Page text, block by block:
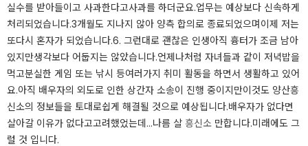
실수를 받아들이고 사과한다고사과를 하더군요.​업무는 예상보다 신속하게
처리되었습니다.3개월도 지나지 않아 양측 합의로 종료되었으며이제 저는
또다시 혼자가 되었습니다.​​​6. 그런대로 괜찮은 인생아직 흉터가 조금 남아
있지만생각보다 어둡지는 않았습니다.언제나처럼 자녀들과 같이 저녁밥을
먹고분실한 게임 또는 낚시 등여러가지 취미 활동을 하면서 생활하고 있어
요.아직 배우자의 외도로 인한 상간자 소송이 진행 중이지만이것도 양산흥
신소의 정보들을 토대로쉽게 해결될 것으로 예상됩니다.배우자가 없다면
살아갈 이유가 없다고고려했었는데...나름 살 흥신소 만합니다.미래에도 그
럴 것 입니다.​​​